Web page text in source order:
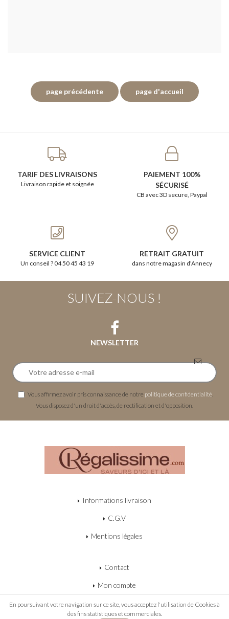
TARIF DES LIVRAISONS
Livraison rapide et soignée
PAIEMENT 100%
SÉCURISÉ
CB avec 3D secure, Paypal
SERVICE CLIENT
Un conseil ? 04 50 45 43 19
RETRAIT GRATUIT
dans notre magasin d'Annecy
SUIVEZ-NOUS !
NEWSLETTER
Vous affirmez avoir pris connaissance de notre politique de confidentialité
Vous disposez d'un droit d'accès, de rectification et d'opposition.
Informations livraison
C.G.V
Mentions légales
Contact
Mon compte
Mon panier
En poursuivant votre navigation sur ce site, vous acceptez l'utilisation de Cookies à
des fins statistiques et commerciales.